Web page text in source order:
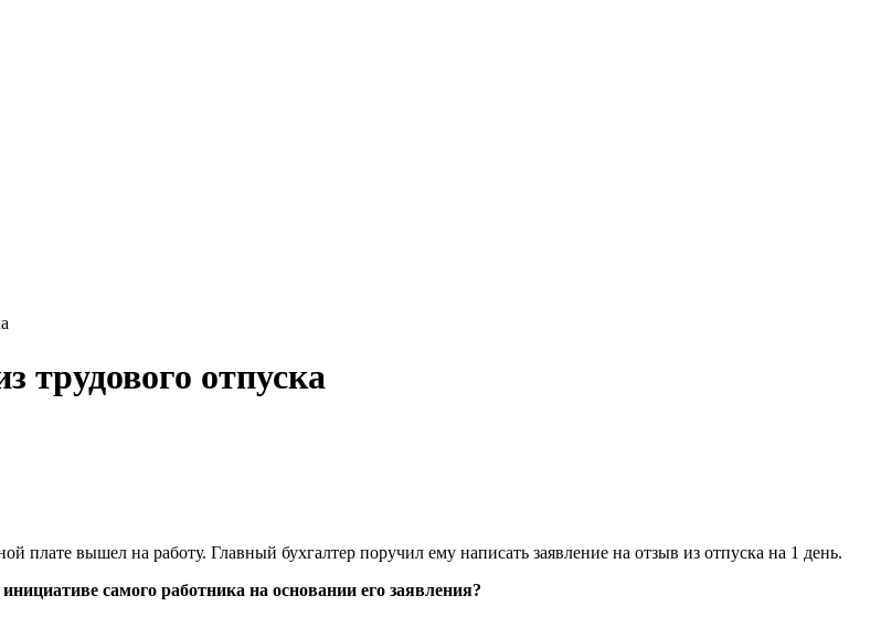
трудового отпуска
плате вышел на работу. Главный бухгалтер поручил ему написать заявление на отзыв из отпуска на 1 день.
самого работника на основании его заявления?